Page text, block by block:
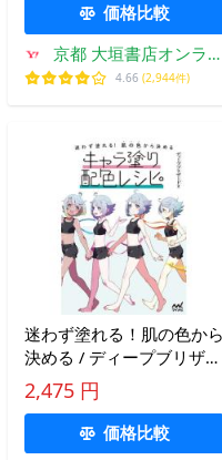
価格比較
京都 大垣書店オンライ
ン
4.66 (2,944件)
迷わず塗れる！肌の色から
決める / ディープブリザー
ド
2,475 円
価格比較